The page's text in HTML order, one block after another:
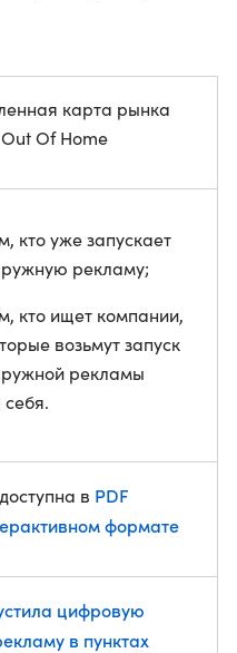
карта рынка
Of Home
кто уже запускает
рекламу;
кто ищет компании,
возьмут запуск
рекламы
себя.
в PDF
формате
цифровую
в пунктах